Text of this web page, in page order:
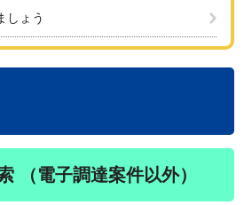
しょう
（電子調達案件以外）